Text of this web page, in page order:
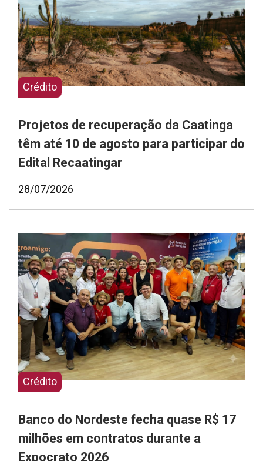
Crédito
Projetos de recuperação da Caatinga
têm até 10 de agosto para participar do
Edital Recaatingar
28/07/2026
Crédito
Banco do Nordeste fecha quase R$ 17
milhões em contratos durante a